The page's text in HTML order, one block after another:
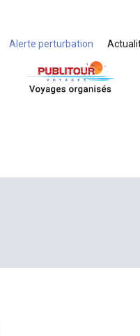
Alerte perturbation
Voyages organisés